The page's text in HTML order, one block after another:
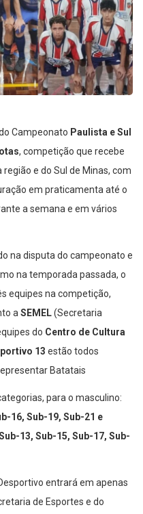
Campeonato Paulista e Sul
, competição que recebe
e do Sul de Minas, com
em praticamenta até o
a semana e em vários
na disputa do campeonato e
na temporada passada, o
equipes na competição,
aSEMEL (Secretaria
do Centro de Cultura
13 estão todos
Batatais
para o masculino:
16, Sub-19, Sub-21 e
13, Sub-15, Sub-17, Sub-
entrará em apenas
de Esportes e do